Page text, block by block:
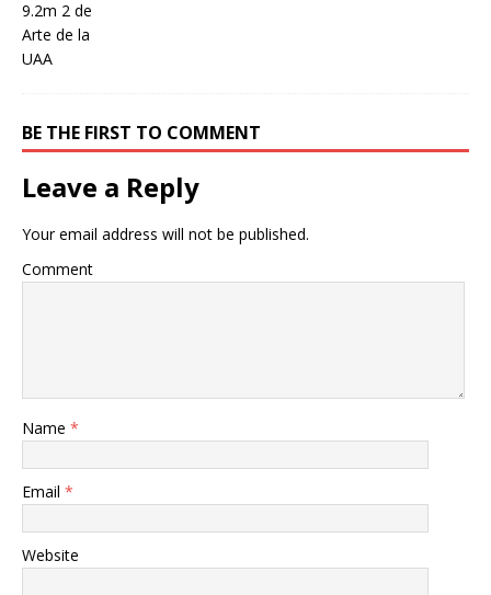
BE THE FIRST TO COMMENT
Leave a Reply
Your email address will not be published.
Comment
Name *
Email *
Website